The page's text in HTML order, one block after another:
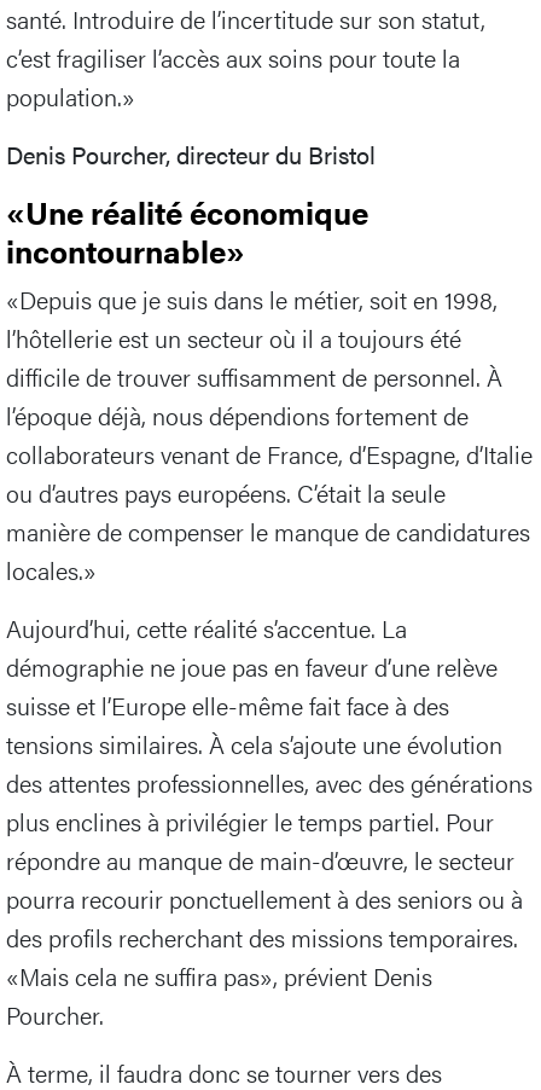
santé. Introduire de l’incertitude sur son statut,
c’est fragiliser l’accès aux soins pour toute la
population.»
Denis Pourcher, directeur du Bristol
«Une réalité économique
incontournable»
«Depuis que je suis dans le métier, soit en 1998,
l’hôtellerie est un secteur où il a toujours été
difficile de trouver suffisamment de personnel. À
l’époque déjà, nous dépendions fortement de
collaborateurs venant de France, d’Espagne, d’Italie
ou d’autres pays européens. C’était la seule
manière de compenser le manque de candidatures
locales.»
Aujourd’hui, cette réalité s’accentue. La
démographie ne joue pas en faveur d’une relève
suisse et l’Europe elle-même fait face à des
tensions similaires. À cela s’ajoute une évolution
des attentes professionnelles, avec des générations
plus enclines à privilégier le temps partiel. Pour
répondre au manque de main-d’œuvre, le secteur
pourra recourir ponctuellement à des seniors ou à
des profils recherchant des missions temporaires.
«Mais cela ne suffira pas», prévient Denis
Pourcher.
À terme, il faudra donc se tourner vers des